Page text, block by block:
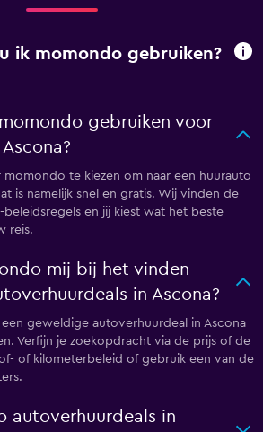
ik momondo gebruiken?
gebruiken voor
te kiezen om naar een huurauto
is namelijk snel en gratis. Wij vinden de
en jij kiest wat het beste
reis.
mij bij het vinden
in Ascona?
geweldige autoverhuurdeal in Ascona
Verfijn je zoekopdracht via de prijs of de
of kilometerbeleid of gebruik een van de
autoverhuurdeals in